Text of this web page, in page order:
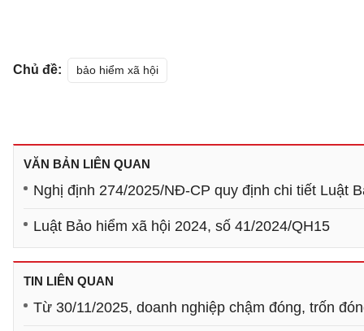
Chủ đề: bảo hiểm xã hội
VĂN BẢN LIÊN QUAN
Nghị định 274/2025/NĐ-CP quy định chi tiết Luật
Luật Bảo hiểm xã hội 2024, số 41/2024/QH15
TIN LIÊN QUAN
Từ 30/11/2025, doanh nghiệp chậm đóng, trốn